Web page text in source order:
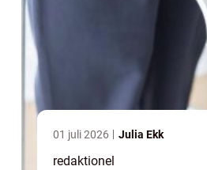
01 juli 2026 Julia Ekk
redaktionel